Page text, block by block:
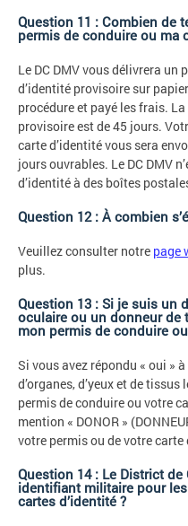
Question 11 : Combien de
permis de conduire ou ma
Le DC DMV vous délivrera un
d’identité provisoire sur
procédure et payé les frais.
provisoire est de 45 jours.
carte d’identité vous sera
jours ouvrables. Le DC DMV
d’identité à des boîtes
Question 12 : À combien
Veuillez consulter notre page
plus.
Question 13 : Si je suis un
oculaire ou un donneur de
mon permis de conduire
Si vous avez répondu « oui »
d’organes, d’yeux et de
permis de conduire ou votre
mention « DONOR »
votre permis ou de votre carte
Question 14 : Le District
identifiant militaire pour
cartes d’identité ?